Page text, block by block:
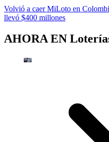
Volvió a caer MiLoto en
llevó $400 millones
AHORA EN